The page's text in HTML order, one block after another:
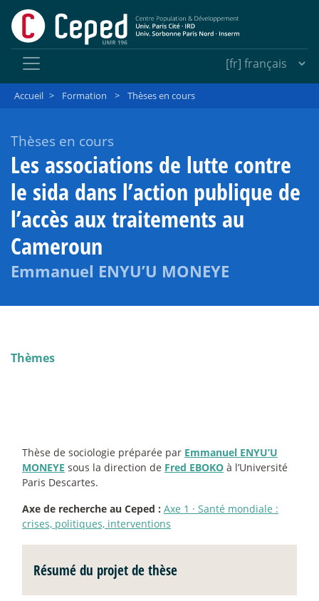
Accueil > Formation > Thèses en cours
Thèses en cours
Les associations de lutte contre
le sida dans l’action publique de
l’accès aux traitements au
Cameroun
Emmanuel ENYU’U MONEYE
Thèmes
Thèse de sociologie préparée par Emmanuel ENYU’U
MONEYE sous la direction de Fred EBOKO à l’Université
Paris Descartes.
Axe de recherche au Ceped : Axe 1 · Santé mondiale :
crises, politiques, interventions
Résumé du projet de thèse